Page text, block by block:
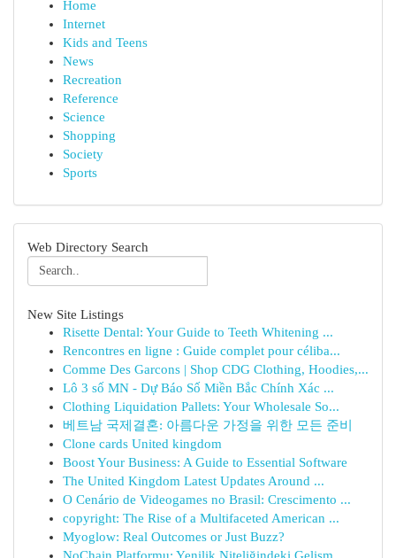
Home
Internet
Kids and Teens
News
Recreation
Reference
Science
Shopping
Society
Sports
Web Directory Search
New Site Listings
Risette Dental: Your Guide to Teeth Whitening ...
Rencontres en ligne : Guide complet pour céliba...
Comme Des Garcons | Shop CDG Clothing, Hoodies,...
Lô 3 số MN - Dự Báo Số Miền Bắc Chính Xác ...
Clothing Liquidation Pallets: Your Wholesale So...
베트남 국제결혼: 아름다운 가정을 위한 모든 준비
Clone cards United kingdom
Boost Your Business: A Guide to Essential Software
The United Kingdom Latest Updates Around ...
O Cenário de Videogames no Brasil: Crescimento ...
copyright: The Rise of a Multifaceted American ...
Myoglow: Real Outcomes or Just Buzz?